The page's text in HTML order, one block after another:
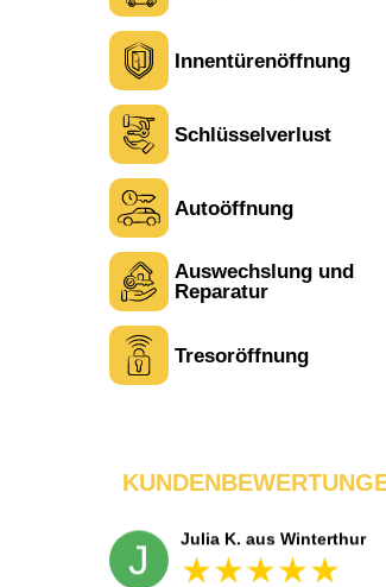
Innentürenöffnung
Schlüsselverlust
Autoöffnung
Auswechslung und
Reparatur
Tresoröffnung
L
Sehr freundlich am Telefon und vor
Die Türöffnung ging schnell, aber ich
musste 5 Minuten auf den Rückruf
warten. Insgesamt aber ein guter und
seriöser Service.
T Tina R. aus Uster
Service war wie beschrieben. Ein
Abzug, weil der Monteur zuerst an die
J Julia K. aus Winterthur